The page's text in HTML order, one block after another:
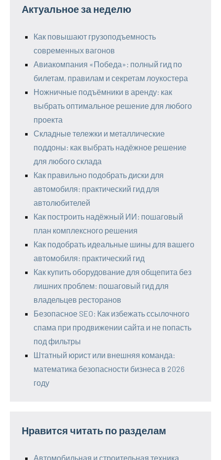
Актуальное за неделю
Как повышают грузоподъемность
современных вагонов
Авиакомпания «Победа»: полный гид по
билетам, правилам и секретам лоукостера
Ножничные подъёмники в аренду: как
выбрать оптимальное решение для любого
проекта
Складные тележки и металлические
поддоны: как выбрать надёжное решение
для любого склада
Как правильно подобрать диски для
автомобиля: практический гид для
автолюбителей
Как построить надёжный ИИ: пошаговый
план комплексного решения
Как подобрать идеальные шины для вашего
автомобиля: практический гид
Как купить оборудование для общепита без
лишних проблем: пошаговый гид для
владельцев ресторанов
Безопасное SEO: Как избежать ссылочного
спама при продвижении сайта и не попасть
под фильтры
Штатный юрист или внешняя команда:
математика безопасности бизнеса в 2026
году
Нравится читать по разделам
Автомобильная и строительная техника